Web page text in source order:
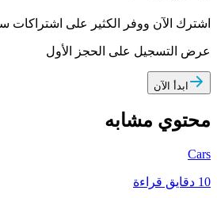
اشترك الآن ووفر الكثير على اشتراكات
عرض التسجيل على الحجز الأول
ابدأ الآن
محتوي مشابه
Cars
10 دقايق قراءة